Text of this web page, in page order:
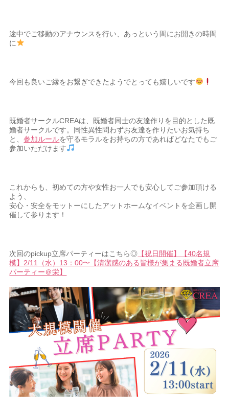
途中でご移動のアナウンスを行い、あっという間にお開きの時間
に
今回も良いご縁をお繋ぎできたようでとっても嬉しいです
既婚者サークルCREAは、既婚者同士の友達作りを目的とした既
婚者サークルです。同性異性問わずお友達を作りたいお気持ち
と、参加ルールを守るモラルをお持ちの方であればどなたでもご
参加いただけます
これからも、初めての方や女性お一人でも安心してご参加頂ける
よう、
安心・安全をモットーにしたアットホームなイベントを企画し開
催して参ります！
次回のpickup立席パーティーはこちら◎ 【祝日開催】【40名規
模】2/11（水）13：00〜【清潔感のある皆様が集まる既婚者立席
パーティー＠栄】